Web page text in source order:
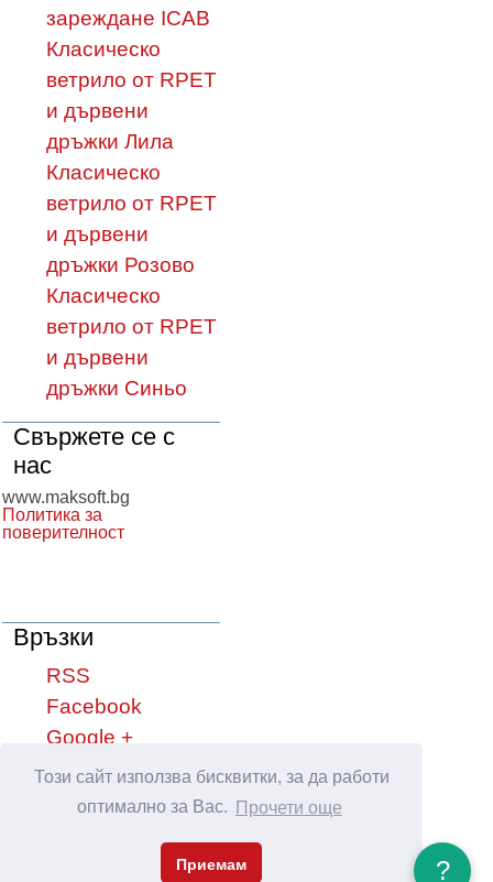
Този сайт използва бисквитки, за да работи
оптимално за Вас.
Прочети още
Приемам
зареждане ICAB
Класическо
ветрило от RPET
и дървени
дръжки Лила
Класическо
ветрило от RPET
и дървени
дръжки Розово
Класическо
ветрило от RPET
и дървени
дръжки Синьо
Свържете се с
нас
www.maksoft.bg
Политика за
поверителност
Връзки
RSS
Facebook
Google +
YouTube
Сподели във:
?